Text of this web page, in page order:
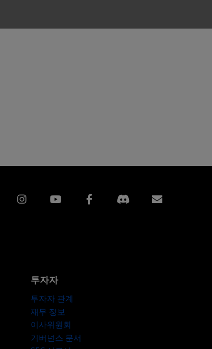
Instagram Facebook
투자자
투자자 관계
재무 정보
이사위원회
거버넌스 문서